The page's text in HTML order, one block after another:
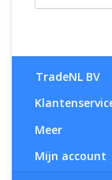
TradeNL BV
Meer
Mijn account